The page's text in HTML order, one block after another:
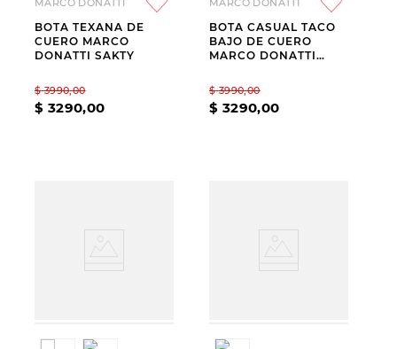
BOTA TEXANA DE
CUERO MARCO
DONATTI SAKTY
$ 3990,00
$ 3290,00
BOTA CASUAL TACO
BAJO DE CUERO
MARCO DONATTI
$ 3990,00
$ 3290,00